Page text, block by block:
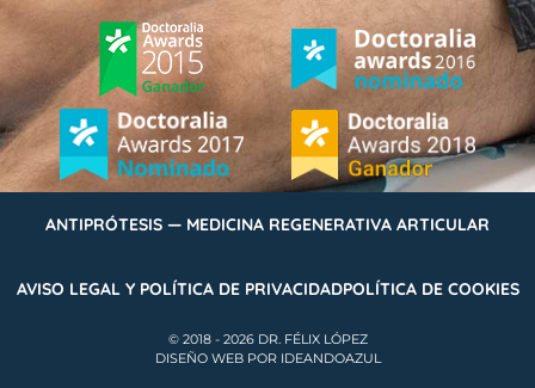
ANTIPRÓTESIS — MEDICINA REGENERATIVA ARTICULAR
AVISO LEGAL Y POLÍTICA DE PRIVACIDADPOLÍTICA DE COOKIES
© 2018 - 2026 DR. FÉLIX LÓPEZ
DISEÑO WEB POR IDEANDOAZUL